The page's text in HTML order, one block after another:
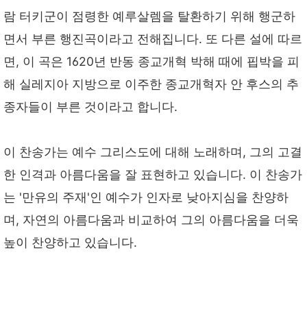
람 터키군이 점령한 예루살렘을 탈환하기 위해 행군하
면서 부른 행진곡이라고 전해집니다. 또 다른 설에 따르
면, 이 곡은 1620년 반동 종교개혁 박해 때에 핍박을 피
해 실레지아 지방으로 이주한 종교개혁자 안 후스의 추
종자들이 부른 것이라고 합니다.
이 찬송가는 예수 그리스도에 대해 노래하며, 그의 고결
한 인격과 아름다움을 잘 표현하고 있습니다. 이 찬송가
는 '만유의 주재'인 예수가 인자로 낮아지심을 찬양하
며, 자연의 아름다움과 비교하여 그의 아름다움을 더욱
높이 찬양하고 있습니다.